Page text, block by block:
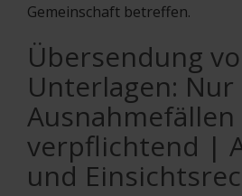
Gemeinschaft betreffen.
Übersendung
Unterlagen: Nur
Ausnahmefällen
verpflichtend |
und